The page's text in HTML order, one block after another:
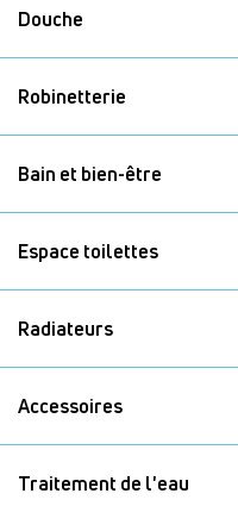
Douche
Robinetterie
Bain et bien-être
Espace toilettes
Radiateurs
Accessoires
Traitement de l'eau